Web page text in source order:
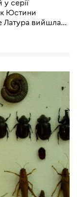
серії
Юстини
Латура вийшла…